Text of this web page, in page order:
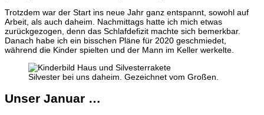
Trotzdem war der Start ins neue Jahr ganz entspannt, sowohl auf
Arbeit, als auch daheim. Nachmittags hatte ich mich etwas
zurückgezogen, denn das Schlafdefizit machte sich bemerkbar.
Danach habe ich ein bisschen Pläne für 2020 geschmiedet,
während die Kinder spielten und der Mann im Keller werkelte.
Silvester bei uns daheim. Gezeichnet vom Großen.
Unser Januar …